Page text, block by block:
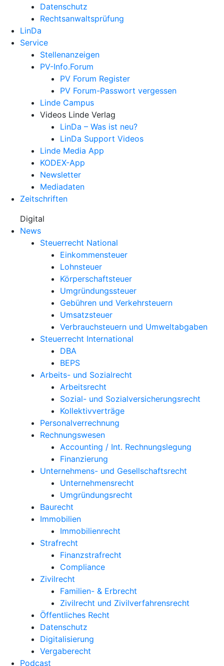
Datenschutz
Rechtsanwalts­prüfung
LinDa
Service
Stellenanzeigen
PV-Info.Forum
PV Forum Register
PV Forum-Passwort vergessen
Linde Campus
Videos Linde Verlag
LinDa – Was ist neu?
LinDa Support Videos
Linde Media App
KODEX-App
Newsletter
Mediadaten
Zeitschriften
Digital
News
Steuerrecht National
Einkommensteuer
Lohnsteuer
Körperschaftsteuer
Umgründungssteuer
Gebühren und Verkehrsteuern
Umsatzsteuer
Verbrauchsteuern und Umweltabgaben
Steuerrecht International
DBA
BEPS
Arbeits- und Sozialrecht
Arbeitsrecht
Sozial- und Sozialversicherungsrecht
Kollektivverträge
Personalverrechnung
Rechnungswesen
Accounting / Int. Rechnungslegung
Finanzierung
Unternehmens- und Gesellschaftsrecht
Unternehmensrecht
Umgründungsrecht
Baurecht
Immobilien
Immobilienrecht
Strafrecht
Finanzstrafrecht
Compliance
Zivilrecht
Familien- & Erbrecht
Zivilrecht und Zivilverfahrensrecht
Öffentliches Recht
Datenschutz
Digitalisierung
Vergaberecht
Podcast